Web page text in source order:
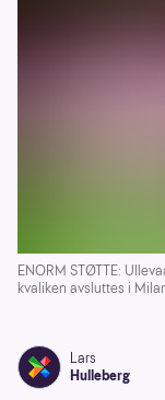
ENORM STØTTE:
kvaliken avsluttes i
Lars
Hulleberg